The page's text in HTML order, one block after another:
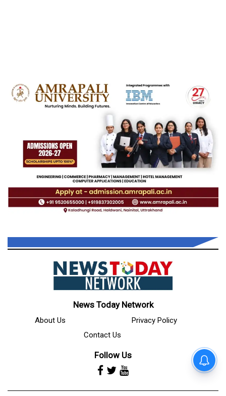
News Today Network
About Us
Privacy Policy
Contact Us
Follow Us